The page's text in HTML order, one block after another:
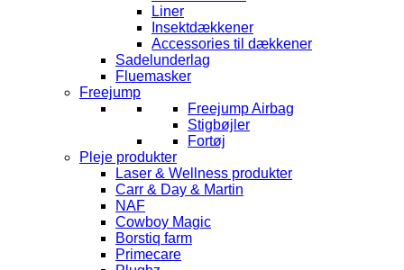
Liner
Insektdækkener
Accessories til dækkener
Sadelunderlag
Fluemasker
Freejump
Freejump Airbag
Stigbøjler
Fortøj
Pleje produkter
Laser & Wellness produkter
Carr & Day & Martin
NAF
Cowboy Magic
Borstiq farm
Primecare